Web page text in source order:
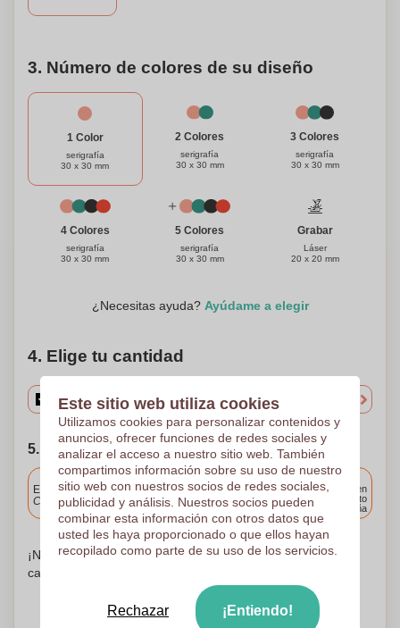
3. Número de colores de su diseño
1 Color
serigrafía
30 x 30 mm
2 Colores
serigrafía
30 x 30 mm
3 Colores
serigrafía
30 x 30 mm
4 Colores
serigrafía
30 x 30 mm
5 Colores
serigrafía
30 x 30 mm
Grabar
Láser
20 x 20 mm
¿Necesitas ayuda? Ayúdame a elegir
4. Elige tu cantidad
5. Elija su fecha de envío
Incluido
Entrega estándar
Cargue y apruebe sus archivos antes de las 9.30 a.m.
Entrega en
cualquier punto
de España
¡No te preocupes! Simplemente suba sus archivos a la
canasta de compras
Este sitio web utiliza cookies
Utilizamos cookies para personalizar contenidos y
anuncios, ofrecer funciones de redes sociales y
analizar el acceso a nuestro sitio web. También
compartimos información sobre su uso de nuestro
sitio web con nuestros socios de redes sociales,
publicidad y análisis. Nuestros socios pueden
combinar esta información con otros datos que
usted les haya proporcionado o que ellos hayan
recopilado como parte de su uso de los servicios.
Rechazar ¡Entiendo!